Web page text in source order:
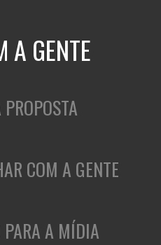
A GENTE
COM A GENTE
PARA A MÍDIA